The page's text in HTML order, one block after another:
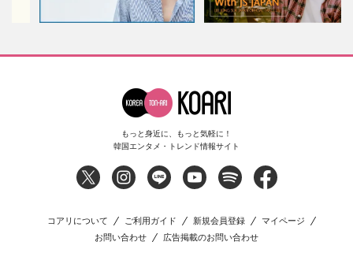
もっと身近に、もっと気軽に！
韓国エンタメ・トレンド情報サイト
コアリについて ご利用ガイド 新規会員登録
マイページ
お問い合わせ
広告掲載のお問い合わせ